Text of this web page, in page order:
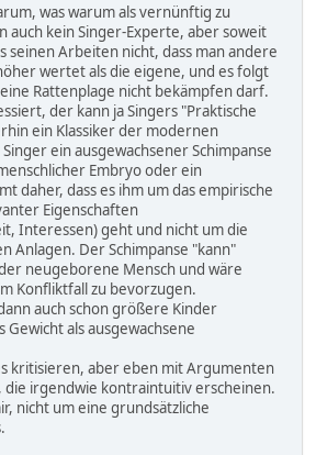
was warum als vernünftig zu
auch kein Singer-Experte, aber soweit
seinen Arbeiten nicht, dass man andere
wertet als die eigene, und es folgt
Rattenplage nicht bekämpfen darf.
der kann ja Singers "Praktische
ein Klassiker der modernen
ein ausgewachsener Schimpanse
Embryo oder ein
daher, dass es ihm um das empirische
Eigenschaften
Interessen) geht und nicht um die
Anlagen. Der Schimpanse "kann"
neugeborene Mensch und wäre
Konfliktfall zu bevorzugen.
auch schon größere Kinder
als ausgewachsene
kritisieren, aber eben mit Argumenten
die irgendwie kontraintuitiv erscheinen.
nicht um eine grundsätzliche